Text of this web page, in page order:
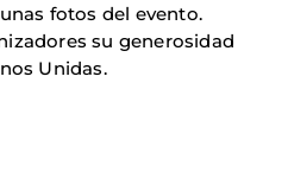
fotos del evento.
su generosidad
Unidas.